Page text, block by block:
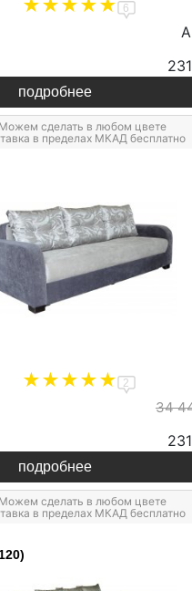
6
подробнее
сделать в любом цвете
в пределах МКАД бесплатно
2
34
подробнее
сделать в любом цвете
в пределах МКАД бесплатно